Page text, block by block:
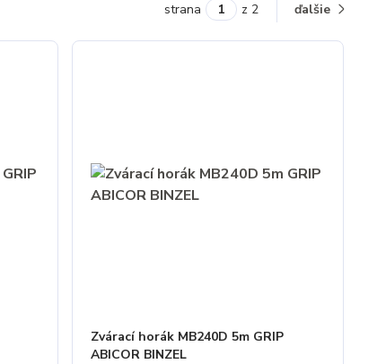
strana z 2 ďalšie
Zvárací horák MB240D 5m GRIP
ABICOR BINZEL